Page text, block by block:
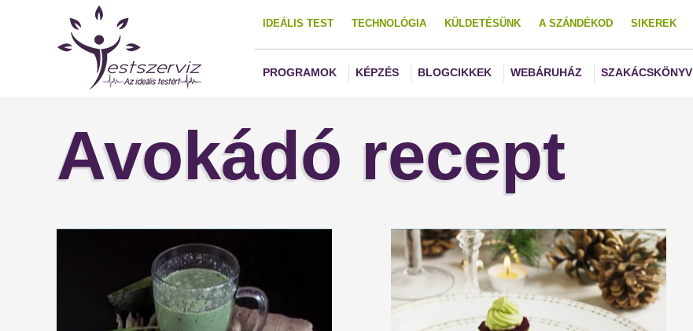
IDEÁLIS TEST TECHNOLÓGIA KÜLDETÉSÜNK A SZÁNDÉKOD SIKEREK
PROGRAMOK KÉPZÉS BLOGCIKKEK WEBÁRUHÁZ SZAKÁCSKÖNYV
Avokádó recept